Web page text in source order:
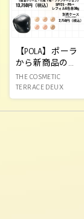
【POLA】ポーラ
から新商品のお
知らせ‼️
THE COSMETIC
TERRACE DEUX